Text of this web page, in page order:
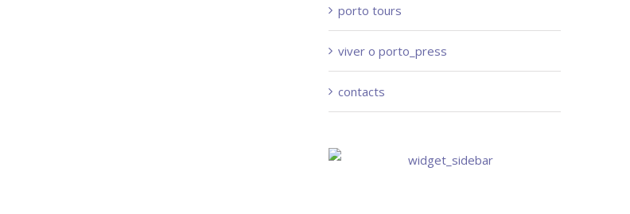
porto tours
viver o porto_press
contacts